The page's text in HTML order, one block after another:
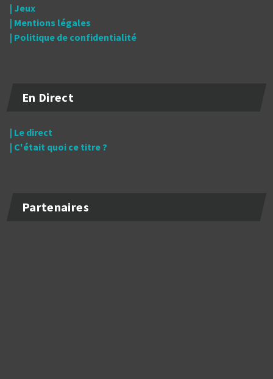
| Jeux
| Mentions légales
| Politique de confidentialité
En Direct
| Le direct
| C'était quoi ce titre ?
Partenaires